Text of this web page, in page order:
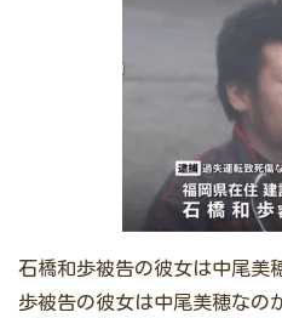
石橋和歩被告の彼女は中尾美
歩被告の彼女は中尾美穂なの